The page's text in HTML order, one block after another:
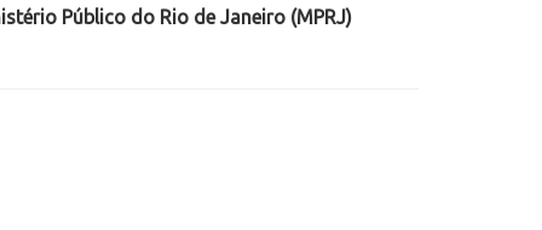
Público do Rio de Janeiro (MPRJ)